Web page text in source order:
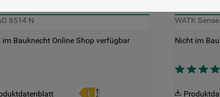
WD AO 8514 N
8514 N
im Bauknecht Online Shop verfügbar
WATK
Nicht im